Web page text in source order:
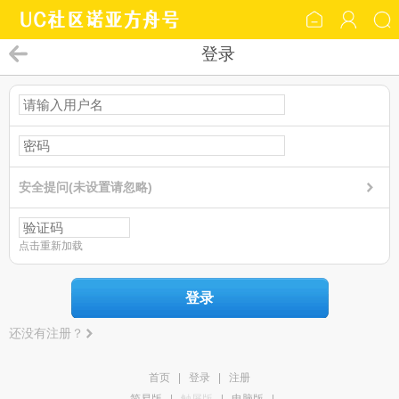
登录
安全提问(未设置请忽略)
点击重新加载
登录
还没有注册？
首页 登录
注册